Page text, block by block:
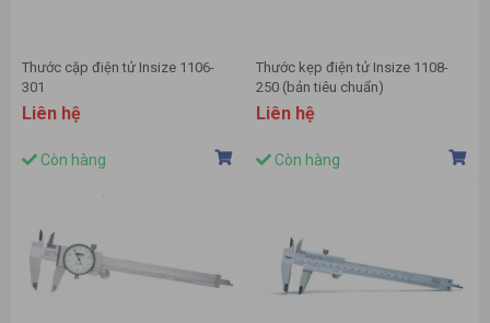
Thước cặp điện tử Insize 1106-
301
Liên hệ
Còn hàng
Thước kẹp điện tử Insize 1108-
250 (bản tiêu chuẩn)
Liên hệ
Còn hàng